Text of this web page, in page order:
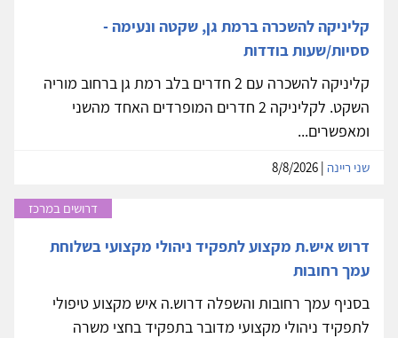
קליניקה להשכרה ברמת גן, שקטה ונעימה -
ססיות/שעות בודדות
קליניקה להשכרה עם 2 חדרים בלב רמת גן ברחוב מוריה
השקט. לקליניקה 2 חדרים המופרדים האחד מהשני
ומאפשרים...
שני ריינה
דרושים במרכז
דרוש איש.ת מקצוע לתפקיד ניהולי מקצועי בשלוחת
עמך רחובות
בסניף עמך רחובות והשפלה דרוש.ה איש מקצוע טיפולי
לתפקיד ניהולי מקצועי מדובר בתפקיד בחצי משרה